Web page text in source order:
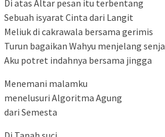
Di atas Altar pesan itu terbentang
Sebuah isyarat Cinta dari Langit
Meliuk di cakrawala bersama gerimis
Turun bagaikan Wahyu menjelang senja
Aku potret indahnya bersama jingga
Menemani malamku
menelusuri Algoritma Agung
dari Semesta